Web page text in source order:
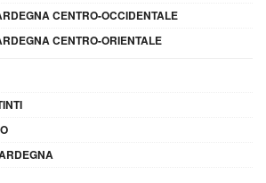
CENTRO-OCCIDENTALE
CENTRO-ORIENTALE